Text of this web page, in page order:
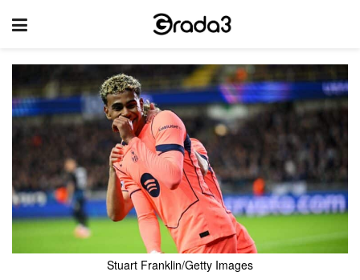
Stuart Franklin/Getty Images